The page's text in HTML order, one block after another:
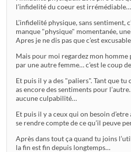
l’infidelité du coeur est irrémédiable…
L’infidelité physique, sans sentiment,
manque "physique" momentanée,
Apres je ne dis pas que c’est
Mais pour moi regardez mon homme
par une autre femme… c’est le coup
Et puis il y a des "paliers". Tant que tu
as encore des sentiments pour
aucune culpabilité…
Et puis il y a ceux qui on besoin
se rendre compte de ce qu’il peuve
Après dans tout ça quand tu joins
la fin est fin depuis longtemps…